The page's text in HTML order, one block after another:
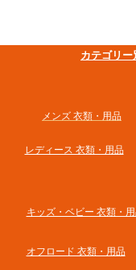
カテゴリ
メンズ 衣類・用品
​レディース 衣類・用品
キッズ・ベビー 衣類・
オフロード 衣類・用品